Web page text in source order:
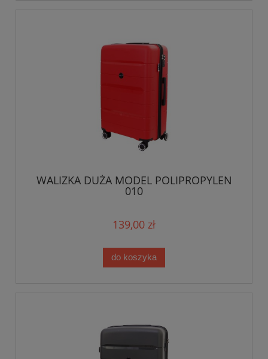
WALIZKA DUŻA MODEL POLIPROPYLEN
010
139,00 zł
do koszyka